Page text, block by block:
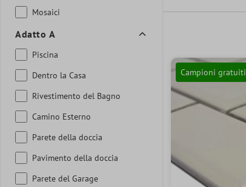
Mosaici
Adatto A
Piscina
Dentro la Casa
Rivestimento del Bagno
Camino Esterno
Parete della doccia
Pavimento della doccia
Parete del Garage
Campioni gratuiti